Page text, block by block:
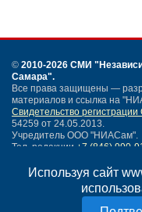
Используя сайт
© 2010-2026 СМИ
Самара".
Все права защищены —
материалов и ссылка на
Свидетельство
54259 от 24.05.2013.
Учредитель ООО "НИАСам".
Тел. редакции +7 (846) 990-
Написать письмо